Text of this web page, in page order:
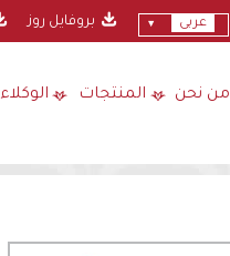
عربى بروفايل روز
من نحن المنتجات الوكلاء